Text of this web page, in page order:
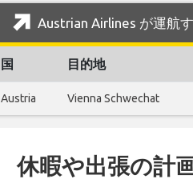
Austrian Airlines が運航
国 目的地
Austria Vienna Schwechat
休暇や出張の計